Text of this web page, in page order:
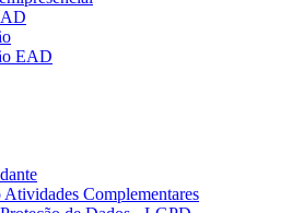
EAD
Atividades Complementares